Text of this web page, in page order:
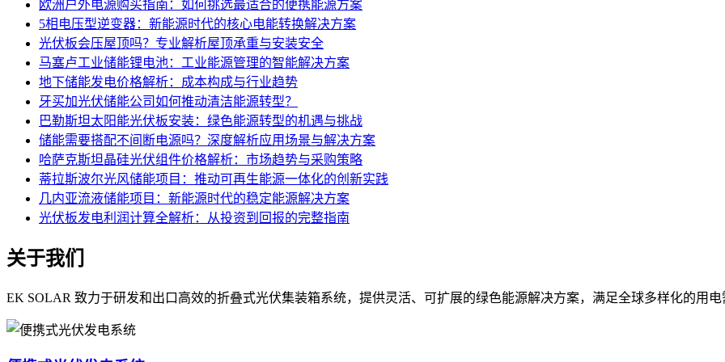
欧洲户外电源购买指南：如何挑选最适合的便携能源方案
5相电压型逆变器：新能源时代的核心电能转换解决方案
光伏板会压屋顶吗？专业解析屋顶承重与安装安全
马塞卢工业储能锂电池：工业能源管理的智能解决方案
地下储能发电价格解析：成本构成与行业趋势
牙买加光伏储能公司如何推动清洁能源转型？
巴勒斯坦太阳能光伏板安装：绿色能源转型的机遇与挑战
储能需要搭配不间断电源吗？深度解析应用场景与解决方案
哈萨克斯坦晶硅光伏组件价格解析：市场趋势与采购策略
蒂拉斯波尔光风储能项目：推动可再生能源一体化的创新实践
几内亚流液储能项目：新能源时代的稳定能源解决方案
光伏板发电利润计算全解析：从投资到回报的完整指南
关于我们
EK SOLAR 致力于研发和出口高效的折叠式光伏集装箱系统，提供灵活、可扩展的绿色能源解决方案，满足全球多样化的用电